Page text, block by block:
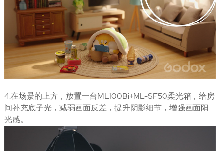
4.在场景的上方，放置一台ML100Bi+ML-SF50柔光箱，给房
间补充底子光，减弱画面反差，提升阴影细节，增强画面阳
光感。